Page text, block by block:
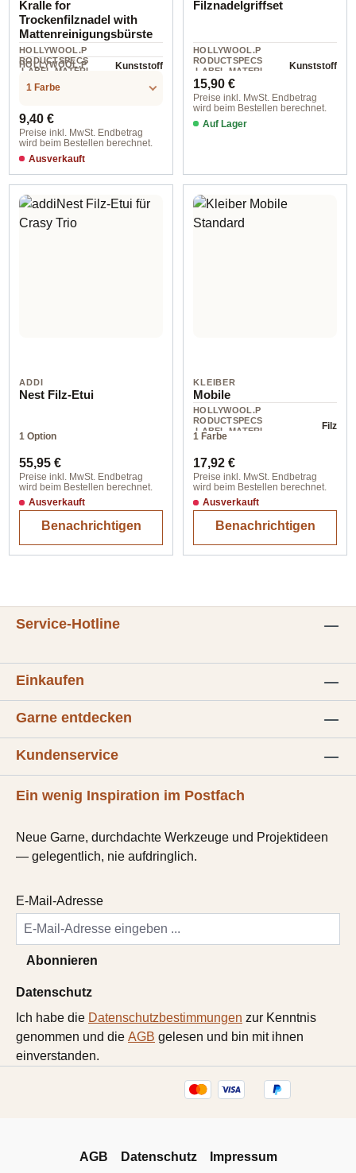
Kralle for
Trockenfilznadel with
Mattenreinigungsbürste
HOLLYWOOL.P
RODUCTSPECS
.LABEL.MATERI
Kunststoff
HOLLYWOOL.P
.LABEL.UNIT
1 Farbe
Regulärer Preis:
9,40 €
Preise inkl. MwSt. Endbetrag
wird beim Bestellen berechnet.
Ausverkauft
grün
Filznadelgriffset
HOLLYWOOL.P
RODUCTSPECS
.LABEL.MATERI
AL
Kunststoff
Regulärer Preis:
15,90 €
Preise inkl. MwSt. Endbetrag
wird beim Bestellen berechnet.
Auf Lager
ADDI
Nest Filz-Etui
1 Option
Regulärer Preis:
55,95 €
Preise inkl. MwSt. Endbetrag
wird beim Bestellen berechnet.
Ausverkauft
Benachrichtigen
KLEIBER
Mobile
HOLLYWOOL.P
RODUCTSPECS
.LABEL.MATERI
AL
Filz
1 Farbe
Regulärer Preis:
17,92 €
Preise inkl. MwSt. Endbetrag
wird beim Bestellen berechnet.
Ausverkauft
Benachrichtigen
Service-Hotline
Einkaufen
Garne entdecken
Kundenservice
Ein wenig Inspiration im Postfach
Neue Garne, durchdachte Werkzeuge und Projektideen
— gelegentlich, nie aufdringlich.
E-Mail-Adresse
Abonnieren
Datenschutz
Ich habe die Datenschutzbestimmungen zur Kenntnis
genommen und die AGB gelesen und bin mit ihnen
einverstanden.
AGB Datenschutz Impressum